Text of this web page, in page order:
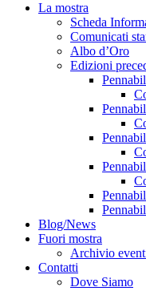
La mostra
Scheda
Comunicati
Albo d’Oro
Edizioni
Blog/News
Fuori mostra
Archivio
Contatti
Dove Siamo